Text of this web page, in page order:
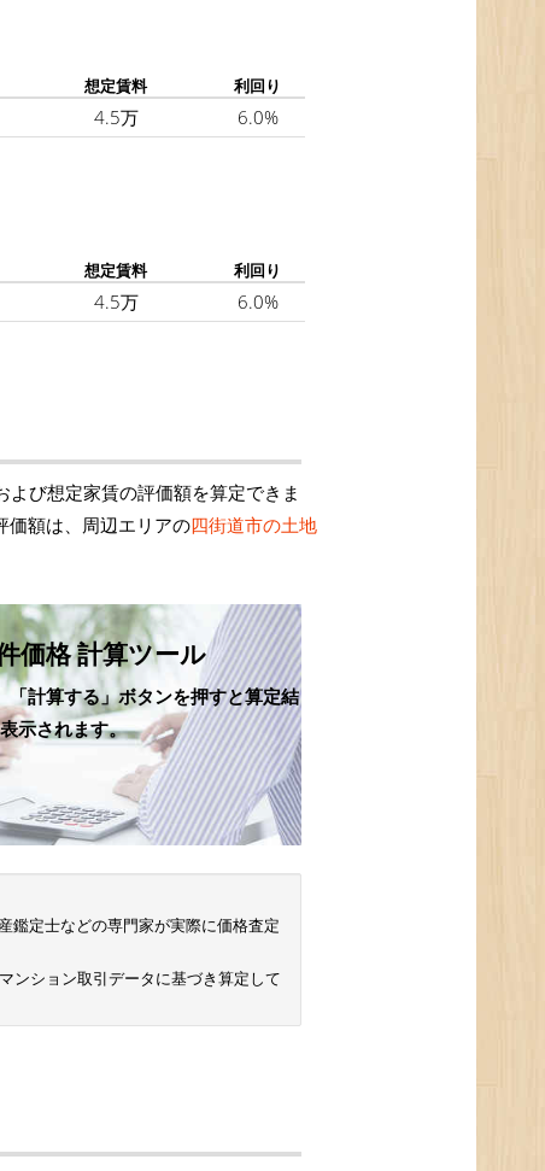
想定賃料 利回り
4.5万 6.0%
想定賃料 利回り
4.5万 6.0%
び想定家賃の評価額を算定できま
価額は、周辺エリアの四街道市の土地
価格 計算ツール
「計算する」ボタンを押すと算定結
示されます。
鑑定士などの専門家が実際に価格査定
ンション取引データに基づき算定して